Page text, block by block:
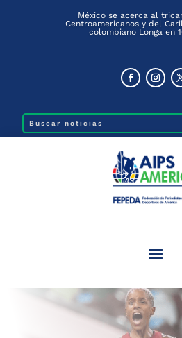
México se acerca al
Centroamericanos y del
colombiano Longa en